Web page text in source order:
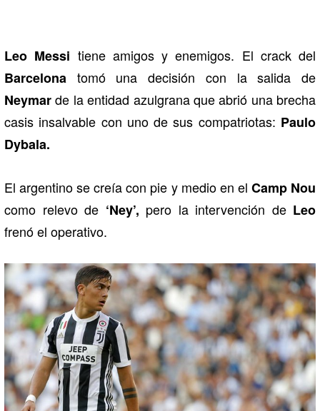
Leo Messi tiene amigos y enemigos. El crack del
Barcelona tomó una decisión con la salida de
Neymarde la entidad azulgrana que abrió una brecha
casis insalvable con uno de sus compatriotas: Paulo
Dybala.
El argentino se creía con pie y medio en el Camp Nou
como relevo de ‘Ney’, pero la intervención de Leo
frenó el operativo.